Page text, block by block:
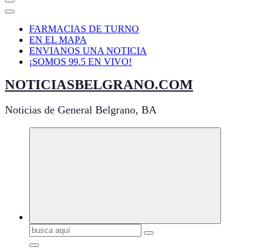
FARMACIAS DE TURNO
EN EL MAPA
ENVIANOS UNA NOTICIA
¡SOMOS 99.5 EN VIVO!
NOTICIASBELGRANO.COM
Noticias de General Belgrano, BA
Buscar: